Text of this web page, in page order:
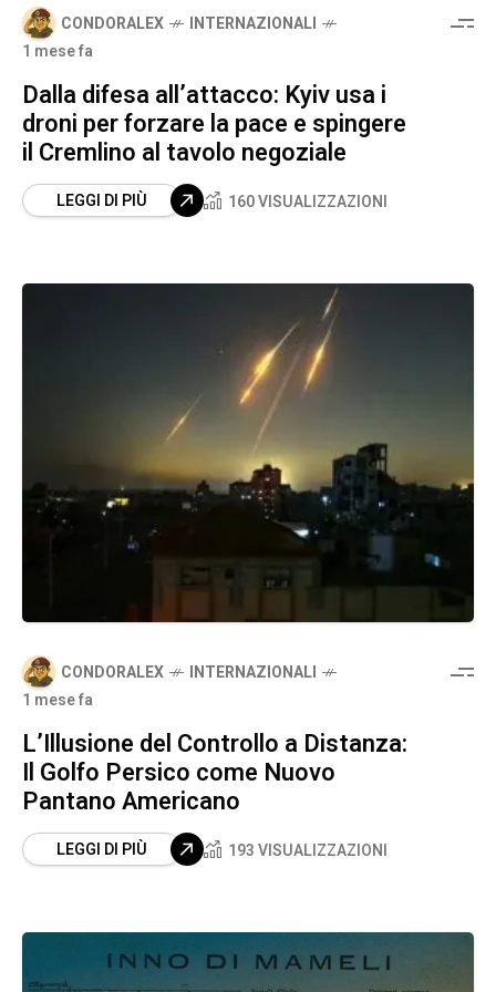
CONDORALEX
INTERNAZIONALI
1 mese fa
Dalla difesa all’attacco: Kyiv usa i
droni per forzare la pace e spingere
il Cremlino al tavolo negoziale
LEGGI DI PIÙ 160 VISUALIZZAZIONI
CONDORALEX
INTERNAZIONALI
1 mese fa
L’Illusione del Controllo a Distanza:
Il Golfo Persico come Nuovo
Pantano Americano
LEGGI DI PIÙ 193 VISUALIZZAZIONI